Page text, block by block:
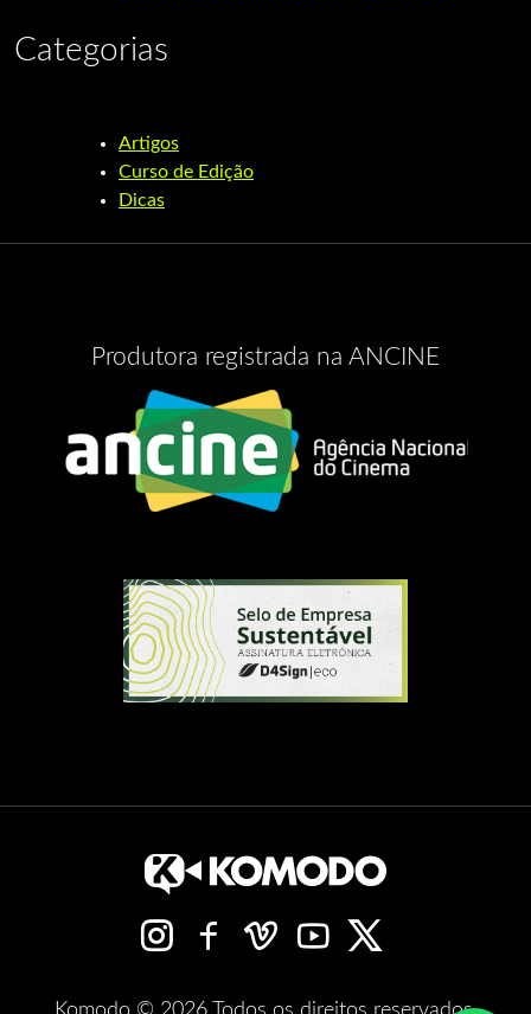
Categorias
Artigos
Curso de Edição
Dicas
Produtora registrada na ANCINE